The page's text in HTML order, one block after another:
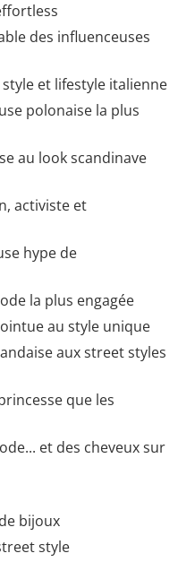
des influenceuses
et lifestyle italienne
polonaise la plus
au look scandinave
activiste et
hype de
la plus engagée
au style unique
aux street styles
que les
et des cheveux sur
bijoux
style